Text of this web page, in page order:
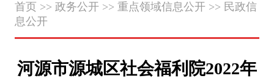
首页 >> 政务公开>> 重点领域信息公开>> 民政信
息公开
河源市源城区社会福利院2022年